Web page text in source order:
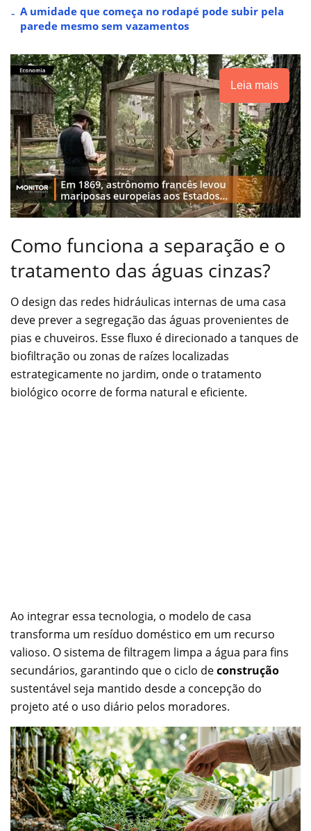
A umidade que começa no rodapé pode subir pela
parede mesmo sem vazamentos
Leia mais
Como funciona a separação e o
tratamento das águas cinzas?
O design das redes hidráulicas internas de uma casa
deve prever a segregação das águas provenientes de
pias e chuveiros. Esse fluxo é direcionado a tanques de
biofiltração ou zonas de raízes localizadas
estrategicamente no jardim, onde o tratamento
biológico ocorre de forma natural e eficiente.
Ao integrar essa tecnologia, o modelo de casa
transforma um resíduo doméstico em um recurso
valioso. O sistema de filtragem limpa a água para fins
secundários, garantindo que o ciclo deconstrução
sustentável seja mantido desde a concepção do
projeto até o uso diário pelos moradores.